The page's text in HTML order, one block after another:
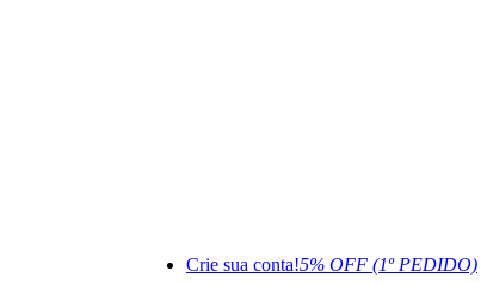
Crie sua conta!5% OFF (1º PEDIDO)